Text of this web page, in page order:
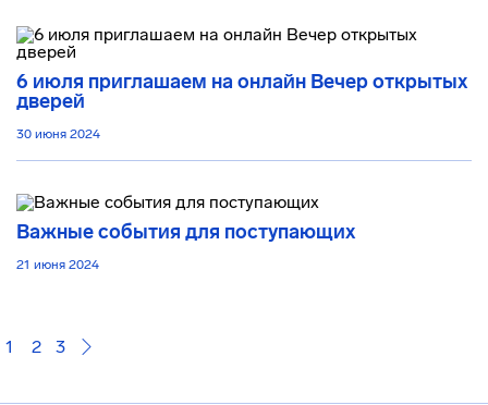
6 июля приглашаем на онлайн Вечер открытых
дверей
30 июня 2024
Важные события для поступающих
21 июня 2024
1 2 3